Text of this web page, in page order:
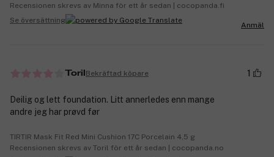
Recensionen skrevs av Minna för ett år sedan | cocopanda.fi
Se översättning
Anmäl
Toril Bekräftad köpare 1
Deilig og lett foundation. Litt annerledes enn mange
andre jeg har prøvd før
TIRTIR Mask Fit Red Mini Cushion 17C Porcelain 4,5 g
Recensionen skrevs av Toril för ett år sedan | cocopanda.no